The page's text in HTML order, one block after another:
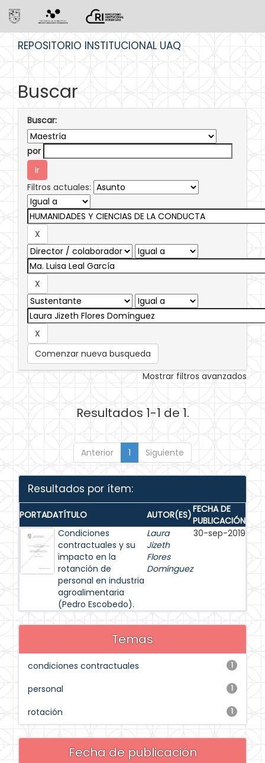
REPOSITORIO INSTITUCIONAL UAQ
Buscar
Buscar:
por
Filtros actuales:
Comenzar nueva busqueda
Mostrar filtros avanzados
Resultados 1-1 de 1.
Anterior 1 Siguiente
Resultados por ítem:
PORTADATÍTULO AUTOR(ES)FECHA DE
PUBLICACIÓN
Condiciones
contractuales y su
impacto en la
rotanción de
personal en industria
agroalimentaria
(Pedro Escobedo).
Laura
Jizeth
Flores
Domínguez
30-sep-2019
Temas
1
condiciones contractuales
1
personal
1
rotación
Fecha de publicación